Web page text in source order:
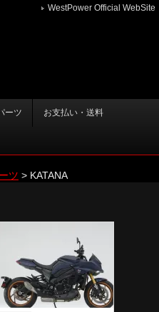
WestPower Official WebSite
ーツ お支払い・送料
ツ > KATANA